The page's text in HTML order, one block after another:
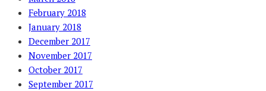
February 2018
January 2018
December 2017
November 2017
October 2017
September 2017